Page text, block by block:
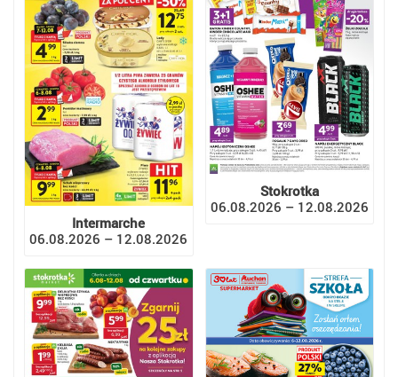
Intermarche
06.08.2026 – 12.08.2026
Stokrotka
06.08.2026 – 12.08.2026